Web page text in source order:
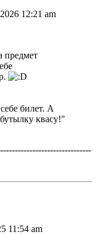
12:21 am
предмет
билет. А
квасу!"
11:54 am